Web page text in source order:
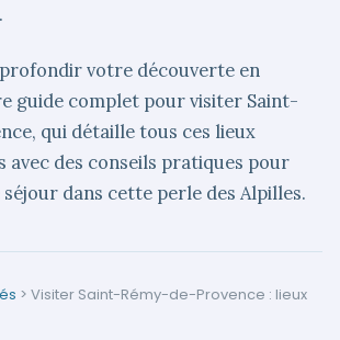
votre découverte en
guide complet pour visiter Saint-
qui détaille tous ces lieux
avec des conseils pratiques pour
dans cette perle des Alpilles.
> Visiter Saint-Rémy-de-Provence : lieux